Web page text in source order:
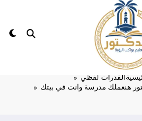
هنعملك مدرسة وانت
في بيتك
القدرات لفظي
هنعملك مدرسة وانت في بيتك